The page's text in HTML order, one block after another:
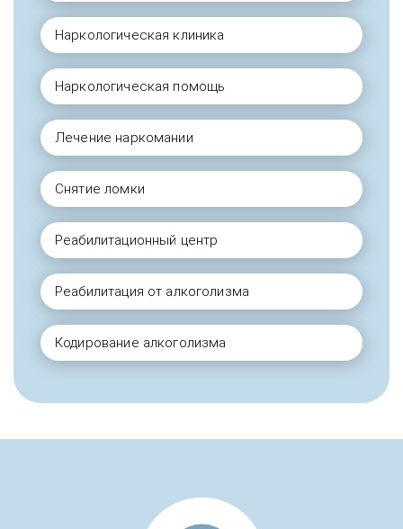
Наркологическая клиника
Наркологическая помощь
Лечение наркомании
Снятие ломки
Реабилитационный центр
Реабилитация от алкоголизма
Кодирование алкоголизма